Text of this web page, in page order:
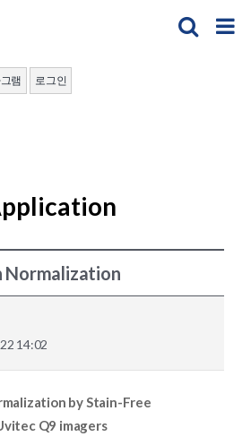
램 로그인
Normalization
14:02
by Stain-Free
Q9 imagers